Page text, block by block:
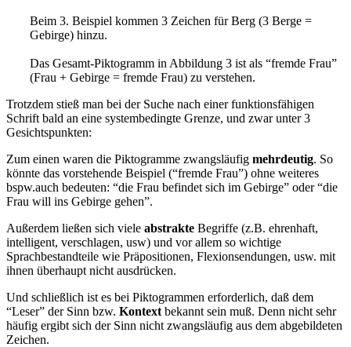
Beim 3. Beispiel kommen 3 Zeichen für Berg (3 Berge =
Gebirge) hinzu.
Das Gesamt-Piktogramm in Abbildung 3 ist als “fremde Frau”
(Frau + Gebirge = fremde Frau) zu verstehen.
Trotzdem stieß man bei der Suche nach einer funktionsfähigen
Schrift bald an eine systembedingte Grenze, und zwar unter 3
Gesichtspunkten:
Zum einen waren die Piktogramme zwangsläufig mehrdeutig. So
könnte das vorstehende Beispiel (“fremde Frau”) ohne weiteres
bspw.auch bedeuten: “die Frau befindet sich im Gebirge” oder “die
Frau will ins Gebirge gehen”.
Außerdem ließen sich viele abstrakte Begriffe (z.B. ehrenhaft,
intelligent, verschlagen, usw) und vor allem so wichtige
Sprachbestandteile wie Präpositionen, Flexionsendungen, usw. mit
ihnen überhaupt nicht ausdrücken.
Und schließlich ist es bei Piktogrammen erforderlich, daß dem
“Leser” der Sinn bzw. Kontext bekannt sein muß. Denn nicht sehr
häufig ergibt sich der Sinn nicht zwangsläufig aus dem abgebildeten
Zeichen.